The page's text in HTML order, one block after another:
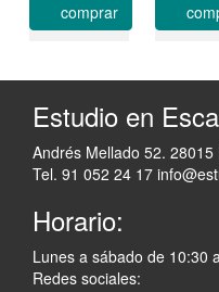
comprar
Estudio en
Andrés Mellado 52. 28015
Tel. 91 052 24 17
Horario:
Lunes a sábado de 10:30
Redes sociales: